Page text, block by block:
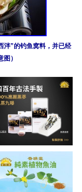
泮”的钓鱼窝料，并已经
）